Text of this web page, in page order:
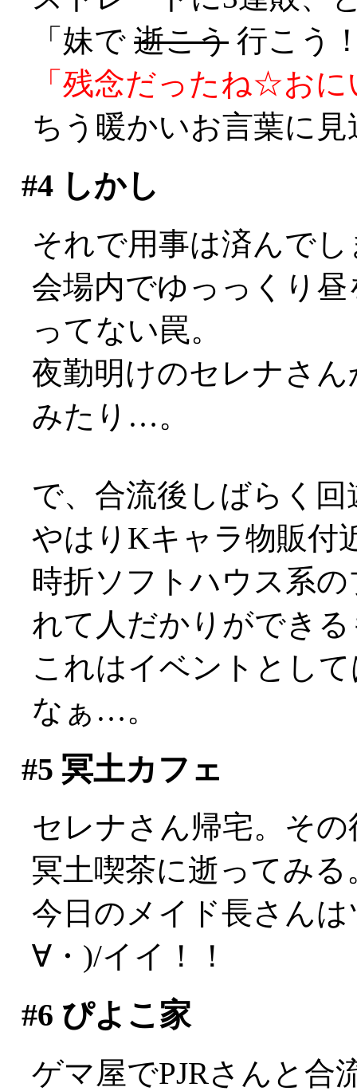
「妹で 逝こう 行こう
「残念だったね☆お
ちう暖かいお言葉に
#4しかし
それで用事は済んで
会場内でゆっっくり
ってない罠。
夜勤明けのセレナさ
みたり…。
で、合流後しばらく
やはりKキャラ物販付
時折ソフトハウス系
れて人だかりができ
これはイベントとし
なぁ…。
#5 冥土カフェ
セレナさん帰宅。そ
冥土喫茶に逝ってみる
今日のメイド長さん
∀・)/イイ！！
#6 ぴよこ家
ゲマ屋でPJRさんと合